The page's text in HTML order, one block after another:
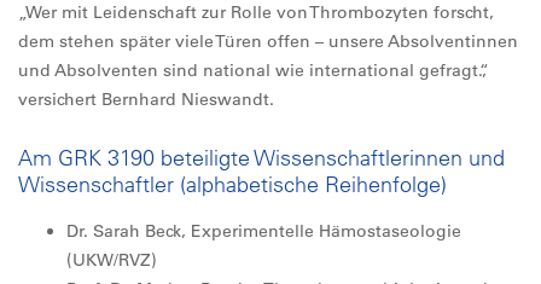
„Wer mit Leidenschaft zur Rolle von Thrombozyten forscht,
dem stehen später viele Türen offen – unsere Absolventinnen
und Absolventen sind national wie international gefragt.“,
versichert Bernhard Nieswandt.
Am GRK 3190 beteiligte Wissenschaftlerinnen und
Wissenschaftler (alphabetische Reihenfolge)
Dr. Sarah Beck, Experimentelle Hämostaseologie
(UKW/RVZ)